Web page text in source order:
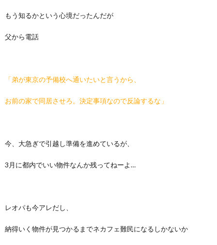
もう知るかという心境だったんだが
父から電話
「弟が東京の予備校へ通いたいと言うから、
お前の家で同居させろ。決定事項なので反論するな」
今、大急ぎで引越し準備を進めているが、
3月に都内でいい物件なんか残ってねーよ…
レオパも今アレだし、
納得いく物件が見つかるまでネカフェ難民になるしかないか